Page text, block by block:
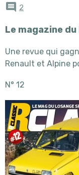
2
Le magazine
Une revue qui
Renault et Alpine
N° 12